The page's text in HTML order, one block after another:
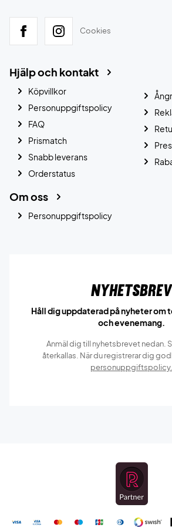
Cookies
Hjälp och kontakt
Köpvillkor
Personuppgiftspolicy
FAQ
Prismatch
Snabb leverans
Orderstatus
Om oss
Personuppgiftspolicy
Nyhetsbrev
Håll dig uppdaterad på nyheter om
och evenemang.
Anmäl dig till nyhetsbrevet nedan.
återkallas. När du registrerar dig
personuppgiftspolicy.